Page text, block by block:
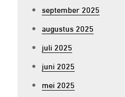
september 2025
augustus 2025
juli 2025
juni 2025
mei 2025